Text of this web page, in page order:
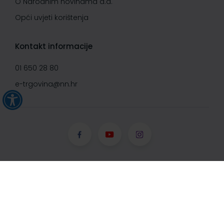
Opći uvjeti korištenja
Kontakt informacije
01 650 28 80
e-trgovina@nn.hr